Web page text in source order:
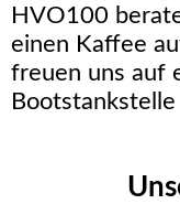
HVO100
einen Kaffee
freuen uns auf